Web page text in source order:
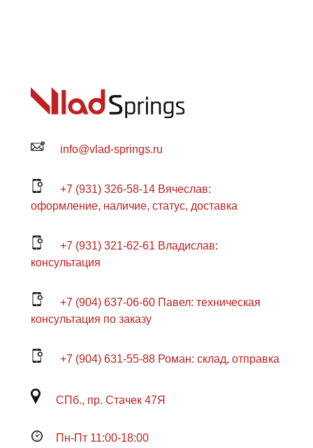
info@vlad-springs.ru
+7 (931) 326-58-14 Вячеслав:
оформление, наличие, статус, доставка
+7 (931) 321-62-61 Владислав:
консультация
+7 (904) 637-06-60 Павел: техническая
консультация по заказу
+7 (904) 631-55-88 Роман: склад, отправка
СПб., пр. Стачек 47Я
Пн-Пт 11:00-18:00